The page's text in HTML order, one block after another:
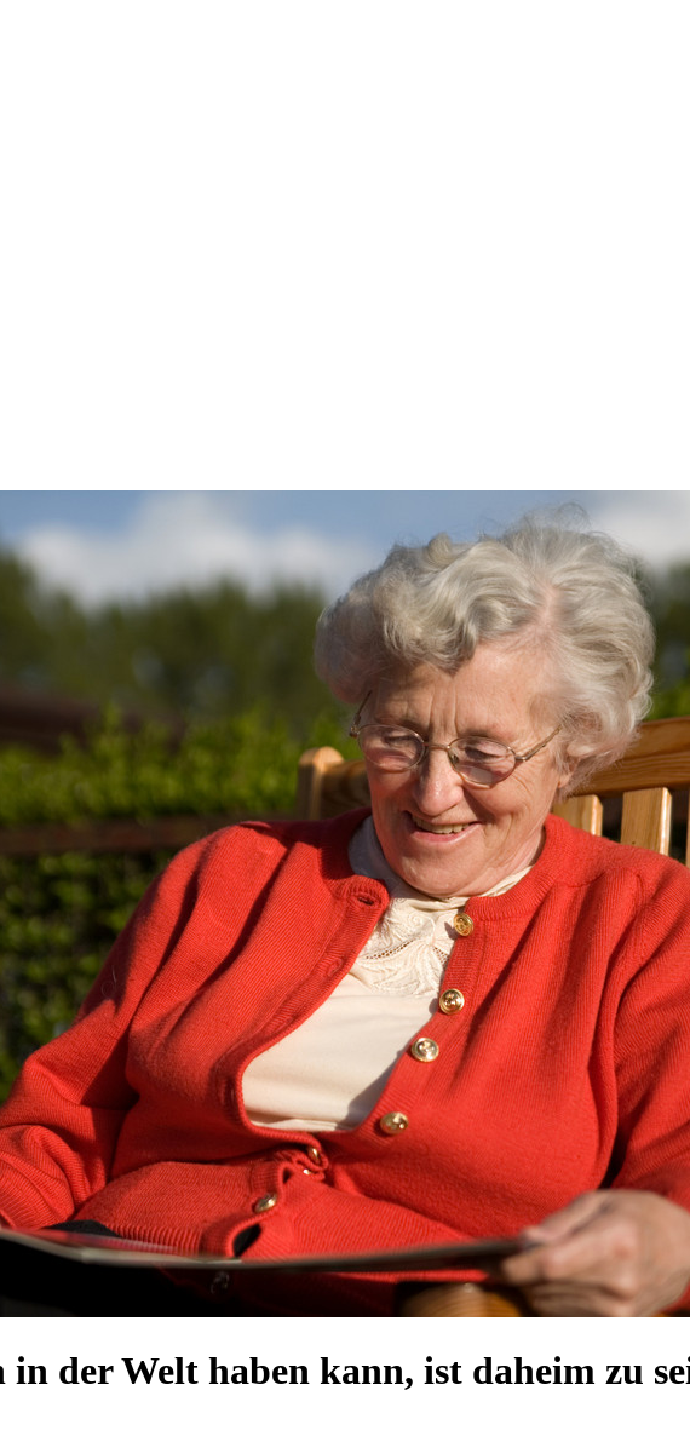
in der Welt haben kann, ist daheim zu